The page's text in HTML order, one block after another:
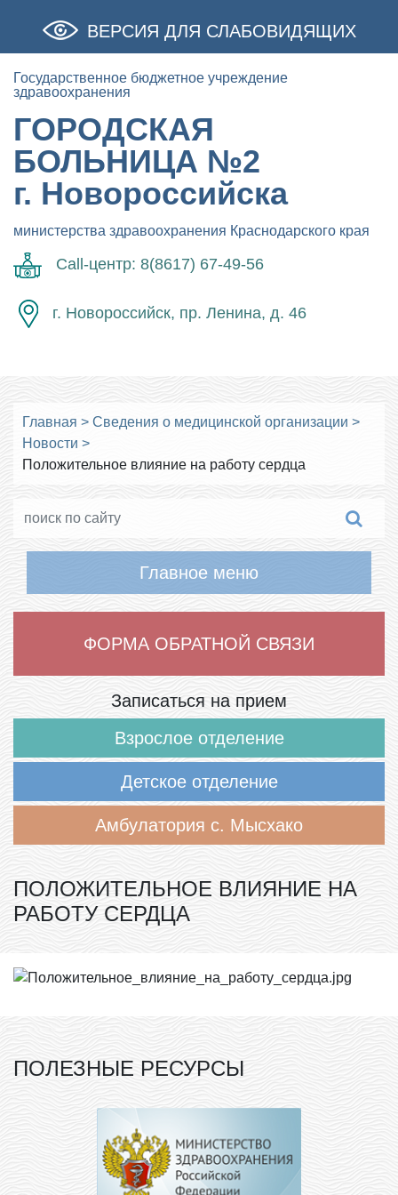
ВЕРСИЯ ДЛЯ СЛАБОВИДЯЩИХ
Государственное бюджетное учреждение
здравоохранения
ГОРОДСКАЯ
БОЛЬНИЦА №2
г. Новороссийска
министерства здравоохранения Краснодарского края
Call-центр: 8(8617) 67-49-56
г. Новороссийск, пр. Ленина, д. 46
Главная > Сведения о медицинской организации >
Новости >
Положительное влияние на работу сердца
Главное меню
ФОРМА ОБРАТНОЙ СВЯЗИ
Записаться на прием
Взрослое отделение
Детское отделение
Амбулатория с. Мысхако
ПОЛОЖИТЕЛЬНОЕ ВЛИЯНИЕ НА
РАБОТУ СЕРДЦА
ПОЛЕЗНЫЕ РЕСУРСЫ